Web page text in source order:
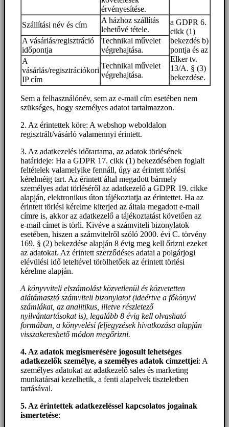
érvényesítése.
Szállítási név és cím
A házhoz szállítás
lehetővé tétele.
a GDPR 6.
cikk (1)
bekezdés b)
pontja és az
Elker tv.
13/A. § (3)
bekezdése.
A vásárlás/regisztráció
időpontja
Technikai művelet
végrehajtása.
A
vásárlás/regisztrációkori
IP cím
Technikai művelet
végrehajtása.
Sem a felhasználónév, sem az e-mail cím esetében nem
szükséges, hogy személyes adatot tartalmazzon.
2. Az érintettek köre: A webshop weboldalon
regisztrált/vásárló valamennyi érintett.
3. Az adatkezelés időtartama, az adatok törlésének
határideje: Ha a GDPR 17. cikk (1) bekezdésében foglalt
feltételek valamelyike fennáll, úgy az érintett törlési
kérelméig tart. Az érintett által megadott bármely
személyes adat törléséről az adatkezelő a GDPR 19. cikke
alapján, elektronikus úton tájékoztatja az érintettet. Ha az
érintett törlési kérelme kiterjed az általa megadott e-mail
címre is, akkor az adatkezelő a tájékoztatást követően az
e-mail címet is törli. Kivéve a számviteli bizonylatok
esetében, hiszen a számvitelről szóló 2000. évi C. törvény
169. § (2) bekezdése alapján 8 évig meg kell őrizni ezeket
az adatokat. Az érintett szerződéses adatai a polgárjogi
elévülési idő leteltével törölhetőek az érintett törlési
kérelme alapján.
A könyvviteli elszámolást közvetlenül és közvetetten
alátámasztó számviteli bizonylatot (ideértve a főkönyvi
számlákat, az analitikus, illetve részletező
nyilvántartásokat is), legalább 8 évig kell olvasható
formában, a könyvelési feljegyzések hivatkozása alapján
visszakereshető módon megőrizni.
4. Az adatok megismerésére jogosult lehetséges
adatkezelők személye, a személyes adatok címzettjei: A
személyes adatokat az adatkezelő sales és marketing
munkatársai kezelhetik, a fenti alapelvek tiszteletben
tartásával.
5. Az érintettek adatkezeléssel kapcsolatos jogainak
ismertetése: